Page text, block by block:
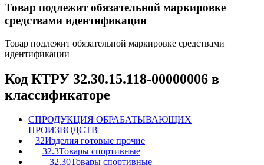
Товар подлежит обязательной маркировке
средствами идентификации
Товар подлежит обязательной маркировке средствами
идентификации
Код КТРУ 32.30.15.118-00000006 в
классификаторе
CПРОДУКЦИЯ ОБРАБАТЫВАЮЩИХ
ПРОИЗВОДСТВ
32Изделия готовые прочие
32.3Товары спортивные
32.30Товары спортивные